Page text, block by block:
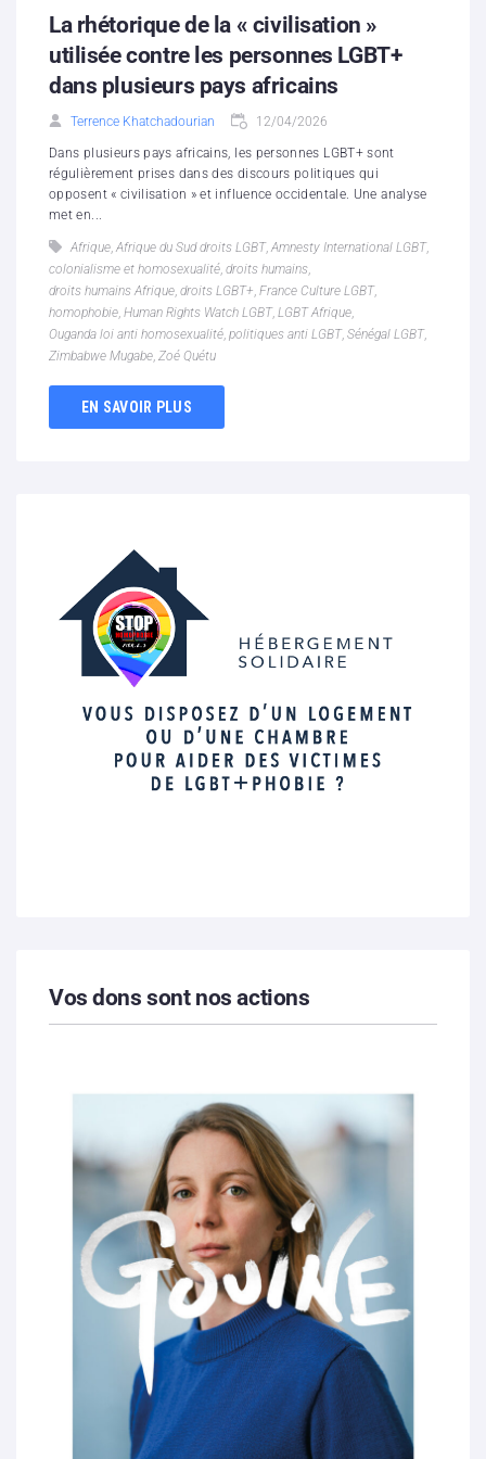
La rhétorique de la « civilisation »
utilisée contre les personnes LGBT+
dans plusieurs pays africains
Terrence Khatchadourian 12/04/2026
Dans plusieurs pays africains, les personnes LGBT+ sont
régulièrement prises dans des discours politiques qui
opposent « civilisation » et influence occidentale. Une analyse
met en...
Afrique, Afrique du Sud droits LGBT, Amnesty International LGBT,
colonialisme et homosexualité, droits humains,
droits humains Afrique, droits LGBT+, France Culture LGBT,
homophobie, Human Rights Watch LGBT, LGBT Afrique,
Ouganda loi anti homosexualité, politiques anti LGBT, Sénégal LGBT,
Zimbabwe Mugabe, Zoé Quétu
EN SAVOIR PLUS
Vos dons sont nos actions